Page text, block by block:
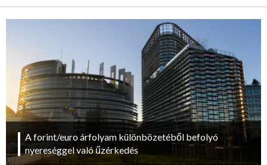
A forint/euro árfolyam különbözetéből befolyó
nyereséggel való űzérkedés